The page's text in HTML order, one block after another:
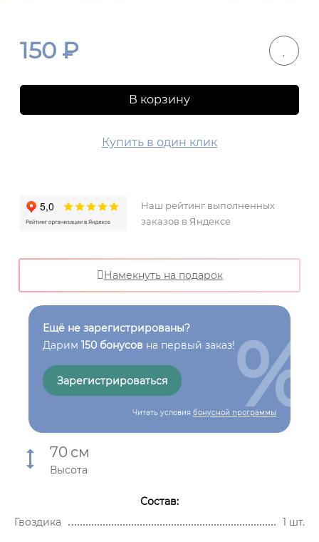
150 ₽
В корзину
Купить в один клик
Наш рейтинг выполненных
заказов в Яндексе
Намекнуть на подарок
Ещё не зарегистрированы?
Дарим 150 бонусов на первый заказ!
Зарегистрироваться
Читать условия бонусной программы
%
70 см
Высота
Состав:
Гвоздика
1 шт.